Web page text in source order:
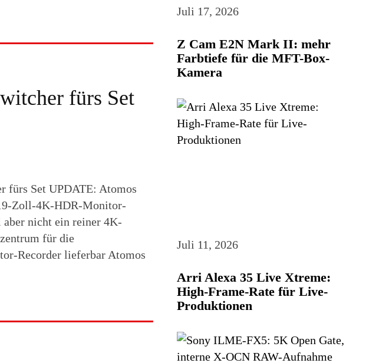
fürs Set
fürs Set UPDATE: Atomos
Zoll-4K-HDR-Monitor-
aber nicht ein reiner 4K-
für die
Recorder lieferbar Atomos
Juli 17, 2026
Z Cam E2N Mark II: mehr
Farbtiefe für die MFT-Box-
Kamera
Juli 11, 2026
Arri Alexa 35 Live Xtreme:
High-Frame-Rate für Live-
Produktionen